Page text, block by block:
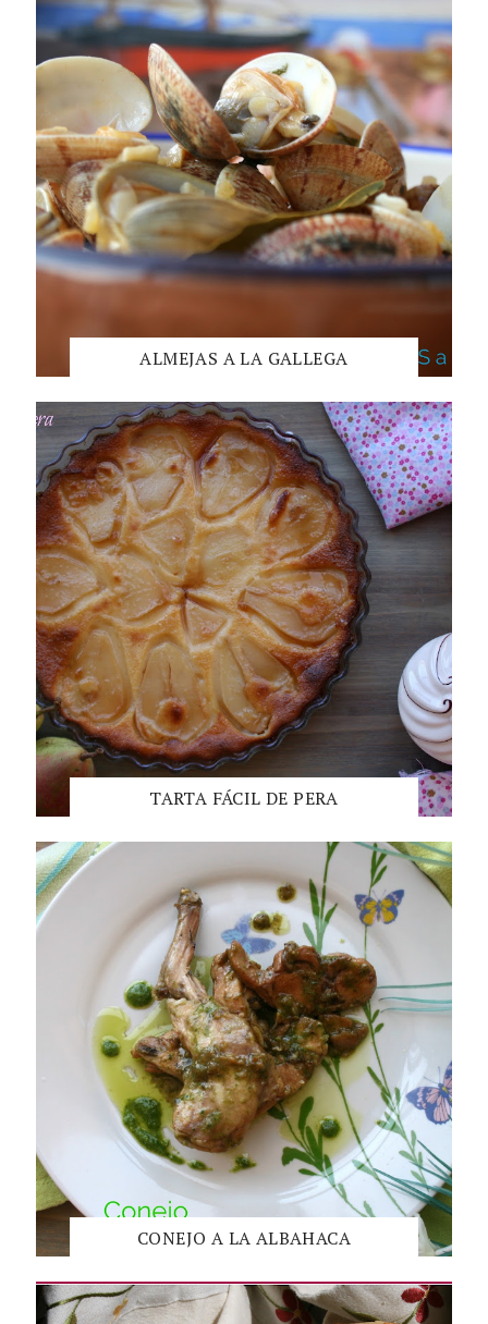
ALMEJAS A LA GALLEGA
TARTA FÁCIL DE PERA
CONEJO A LA ALBAHACA